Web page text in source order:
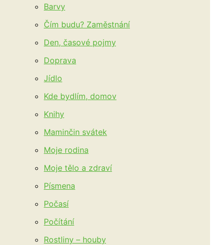
Barvy
Čím budu? Zaměstnání
Den, časové pojmy
Doprava
Jídlo
Kde bydlím, domov
Knihy
Maminčin svátek
Moje rodina
Moje tělo a zdraví
Písmena
Počasí
Počítání
Rostliny – houby